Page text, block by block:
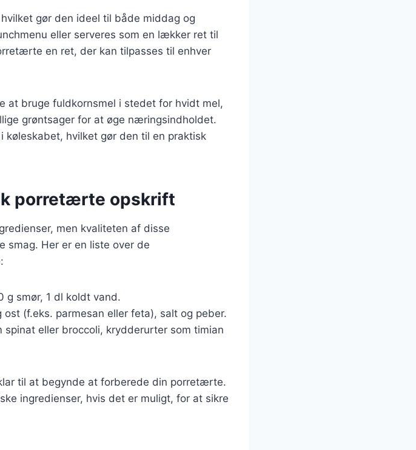
gør den ideel til både middag og
eller serveres som en lækker ret til
en ret, der kan tilpasses til enhver
bruge fuldkornsmel i stedet for hvidt mel,
grøntsager for at øge næringsindholdet.
hvilket gør den til en praktisk
porretærte opskrift
men kvaliteten af disse
smag. Her er en liste over de
g smør, 1 dl koldt vand.
(f.eks. parmesan eller feta), salt og peber.
spinat eller broccoli, krydderurter som timian
til at begynde at forberede din porretærte.
ingredienser, hvis det er muligt, for at sikre